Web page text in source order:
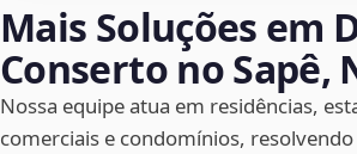
Mais Soluções em
Conserto no Sapê,
Nossa equipe atua em residências,
comerciais e condomínios,